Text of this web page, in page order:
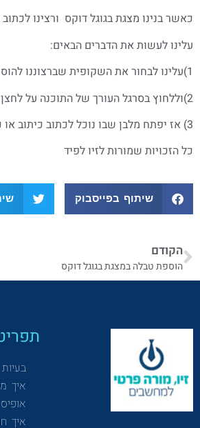
כאשר בנינו מצגת בגוגל דוקס ורצינו
עלינו לעשות את הדברים הבאים:
1)עלינו לבחור את השקופית שברצוננו להוסיף כיתוב בה
2)וללחוץ בסרגל העורך של התוכנה על לחצן t
3) אז יפתח מלבן שבו נוכל לכתוב כיתוב או כל דבר אחר שנרצה להוסיף לשקף
כל הזכויות שמורות לזיו לפיד
שיתוף בפייסבוק
הקודם
הוספת טבלה במצגת בגוגל דוקס
איך
אופיס 365 בענן
איך